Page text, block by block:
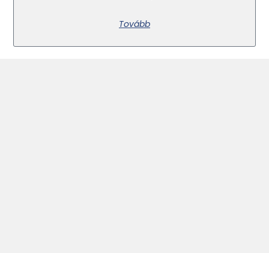
Tovább